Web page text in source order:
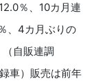
％、10カ月連
、4カ月ぶりの
自販連調
車）販売は前年